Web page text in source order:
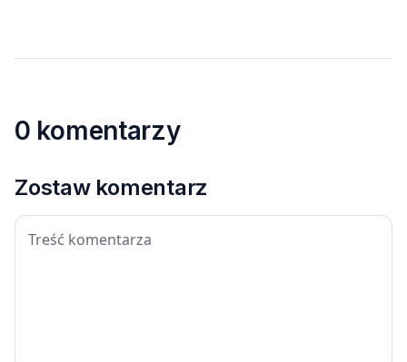
0 komentarzy
Zostaw komentarz